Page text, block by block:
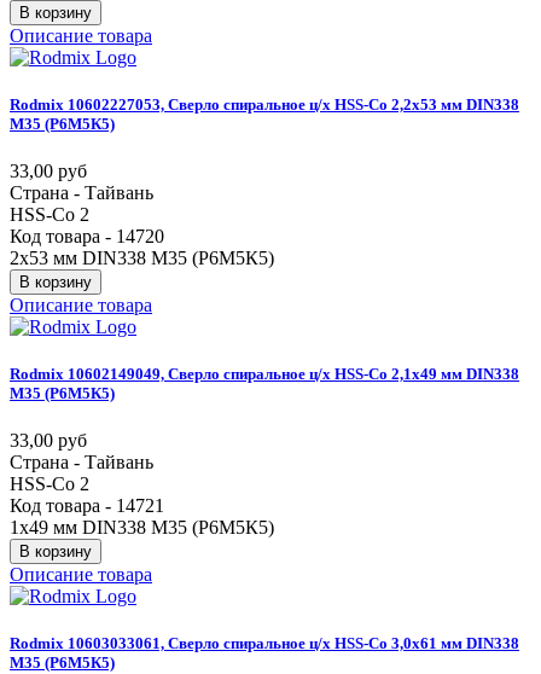
В корзину
Описание товара
Rodmix 10602227053, Сверло спиральное ц/х HSS-Co 2,2х53 мм DIN338
М35 (Р6М5К5)
33,00 руб
Страна - Тайвань
HSS-Co 2
Код товара - 14720
2х53 мм DIN338 М35 (Р6М5К5)
В корзину
Описание товара
Rodmix 10602149049, Сверло спиральное ц/х HSS-Co 2,1х49 мм DIN338
М35 (Р6М5К5)
33,00 руб
Страна - Тайвань
HSS-Co 2
Код товара - 14721
1х49 мм DIN338 М35 (Р6М5К5)
В корзину
Описание товара
Rodmix 10603033061, Сверло спиральное ц/х HSS-Co 3,0х61 мм DIN338
М35 (Р6М5К5)